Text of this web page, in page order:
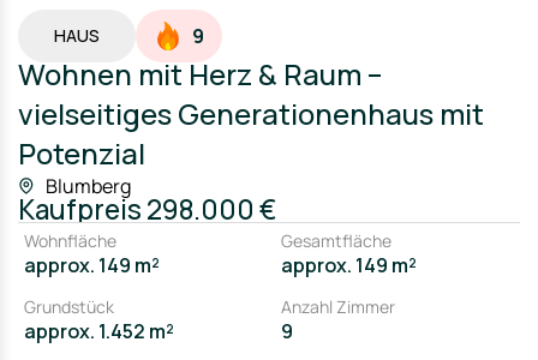
HAUS 9
Wohnen mit Herz & Raum –
vielseitiges Generationenhaus mit
Potenzial
Blumberg
Kaufpreis298.000 €
Wohnfläche
approx. 149 m²
Gesamtfläche
approx. 149 m²
Grundstück
approx. 1.452 m²
Anzahl Zimmer
9